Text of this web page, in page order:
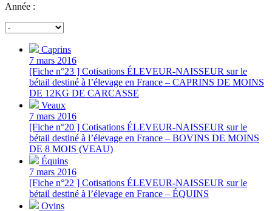
Année :
Caprins
7 mars 2016
[Fiche n°23 ] Cotisations ÉLEVEUR-NAISSEUR sur le
bétail destiné à l’élevage en France – CAPRINS DE MOINS
DE 12KG DE CARCASSE
Veaux
7 mars 2016
[Fiche n°20 ] Cotisations ÉLEVEUR-NAISSEUR sur le
bétail destiné à l’élevage en France – BOVINS DE MOINS
DE 8 MOIS (VEAU)
Équins
7 mars 2016
[Fiche n°22 ] Cotisations ÉLEVEUR-NAISSEUR sur le
bétail destiné à l’élevage en France – ÉQUINS
Ovins